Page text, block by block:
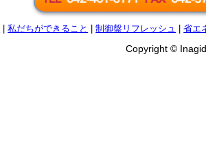
私だちができること 制御盤リフレッシュ 省エ
Copyright ©